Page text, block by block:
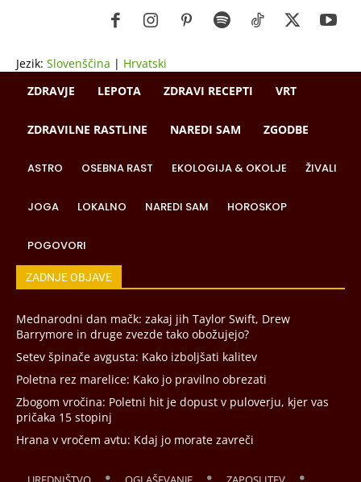
Jezik: Slovenščina | Hrvatski
ZDRAVJE
LEPOTA ZDRAVI RECEPTI VRT
ZDRAVILNE RASTLINE NAREDI SAM ZGODBE
ASTRO OSEBNA RAST EKOLOGIJA & OKOLJE ŽIVALI
JOGA LOKALNO NAREDI SAM HOROSKOP
POGOVORI
ZADNJE OBJAVE
Mednarodni dan mačk: zakaj jih Taylor Swift, Drew
Barrymore in druge zvezde tako obožujejo?
Setev špinače avgusta: Kako izboljšati kalitev
Poletna rez marelice: Kako jo pravilno obrezati
Zbogom vročina: Poletni hit je dopust v puloverju, kjer vas
pričaka 15 stopinj
Hrana v vročem avtu: Kdaj jo morate zavreči